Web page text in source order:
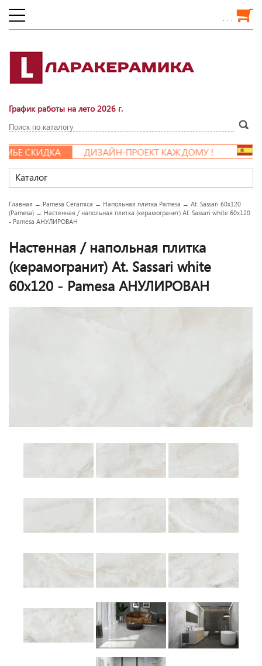
. . .
График работы на лето 2026 г.
СКИДКА
ДИЗАЙН-ПРОЕКТ КАЖДОМУ !
Каталог
Главная → Pamesa Ceramica → Напольная плитка Pamesa → At. Sassari 60x120
(Pamesa) → Настенная / напольная плитка (керамогранит) At. Sassari white 60x120
- Pamesa АНУЛИРОВАН
Настенная / напольная плитка
(керамогранит) At. Sassari white
60x120 - Pamesa АНУЛИРОВАН